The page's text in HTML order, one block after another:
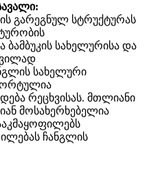
გარეგნულ სტრუქტურას
ბამბუკის სახელურისა და
სახელური
რეცხვისას. მთლიანი
მოსახერხებელია
ჩანგლის